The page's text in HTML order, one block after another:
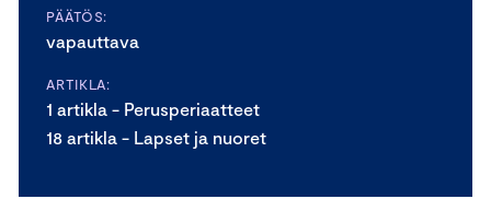
PÄÄTÖS:
vapauttava
ARTIKLA:
1 artikla - Perusperiaatteet
18 artikla - Lapset ja nuoret